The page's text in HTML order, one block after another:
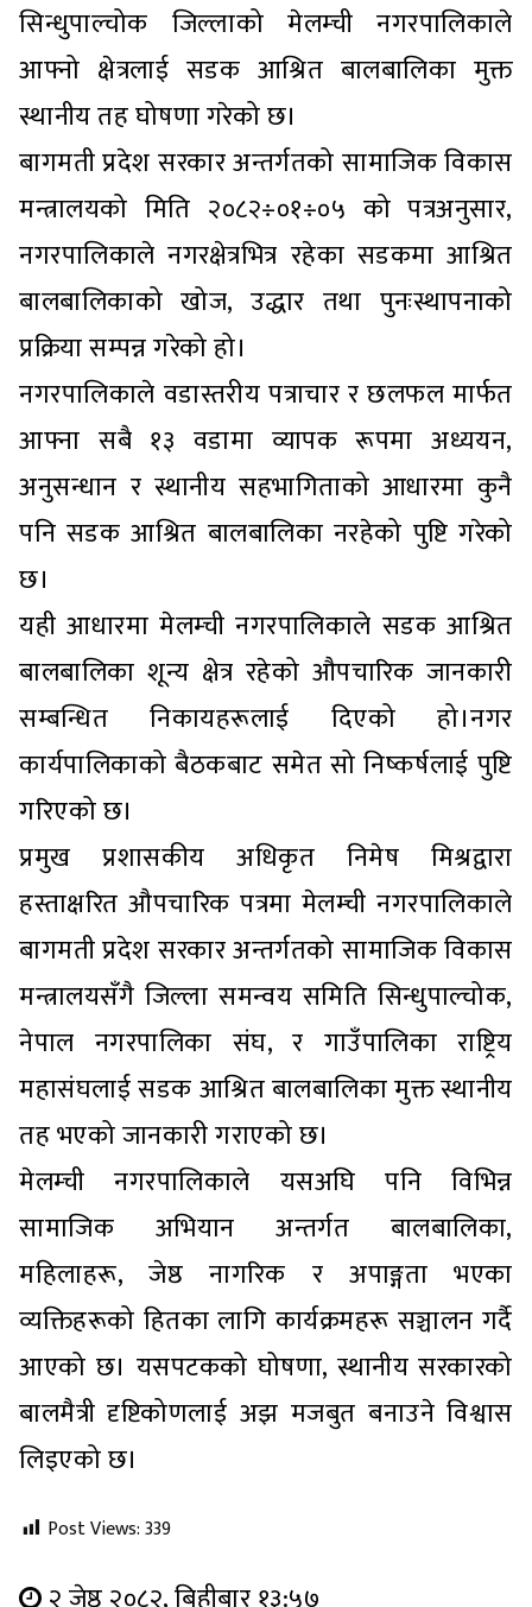
सिन्धुपाल्चोक जिल्लाको मेलम्ची नगरपालिकाले
आफ्नो क्षेत्रलाई सडक आश्रित बालबालिका मुक्त
स्थानीय तह घोषणा गरेको छ।
बागमती प्रदेश सरकार अन्तर्गतको सामाजिक विकास
मन्त्रालयको मिति २०८२÷०१÷०५ को पत्रअनुसार,
नगरपालिकाले नगरक्षेत्रभित्र रहेका सडकमा आश्रित
बालबालिकाको खोज, उद्धार तथा पुनःस्थापनाको
प्रक्रिया सम्पन्न गरेको हो।
नगरपालिकाले वडास्तरीय पत्राचार र छलफल मार्फत
आफ्ना सबै १३ वडामा व्यापक रूपमा अध्ययन,
अनुसन्धान र स्थानीय सहभागिताको आधारमा कुनै
पनि सडक आश्रित बालबालिका नरहेको पुष्टि गरेको
छ।
यही आधारमा मेलम्ची नगरपालिकाले सडक आश्रित
बालबालिका शून्य क्षेत्र रहेको औपचारिक जानकारी
सम्बन्धित निकायहरूलाई दिएको हो।नगर
कार्यपालिकाको बैठकबाट समेत सो निष्कर्षलाई पुष्टि
गरिएको छ।
प्रमुख प्रशासकीय अधिकृत निमेष मिश्रद्वारा
हस्ताक्षरित औपचारिक पत्रमा मेलम्ची नगरपालिकाले
बागमती प्रदेश सरकार अन्तर्गतको सामाजिक विकास
मन्त्रालयसँगै जिल्ला समन्वय समिति सिन्धुपाल्चोक,
नेपाल नगरपालिका संघ, र गाउँपालिका राष्ट्रिय
महासंघलाई सडक आश्रित बालबालिका मुक्त स्थानीय
तह भएको जानकारी गराएको छ।
मेलम्ची नगरपालिकाले यसअघि पनि विभिन्न
सामाजिक अभियान अन्तर्गत बालबालिका,
महिलाहरू, जेष्ठ नागरिक र अपाङ्गता भएका
व्यक्तिहरूको हितका लागि कार्यक्रमहरू सञ्चालन गर्दै
आएको छ। यसपटकको घोषणा, स्थानीय सरकारको
बालमैत्री दृष्टिकोणलाई अझ मजबुत बनाउने विश्वास
लिइएको छ।
Post Views:339